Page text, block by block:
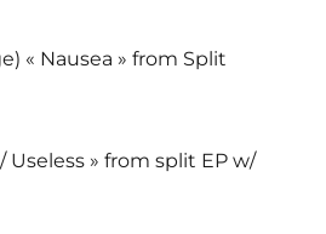
« Nausea » from Split
Useless » from split EP w/